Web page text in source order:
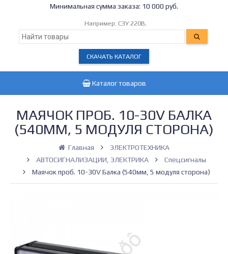
Минимальная сумма заказа: 10 000 руб.
Например: СЗУ 220В,
СКАЧАТЬ КАТАЛОГ
Каталог товаров
МАЯЧОК ПРОБ. 10-30V БАЛКА
(540ММ, 5 МОДУЛЯ СТОРОНА)
Главная
ЭЛЕКТРОТЕХНИКА
АВТОСИГНАЛИЗАЦИИ, ЭЛЕКТРИКА
Спецсигналы
Маячок проб. 10-30V Балка (540мм, 5 модуля сторона)